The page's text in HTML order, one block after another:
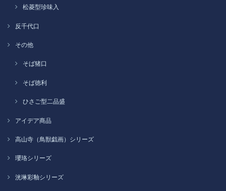
松菱型珍味入
反千代口
その他
そば猪口
そば徳利
ひさご型二品盛
アイデア商品
高山寺（鳥獣戯画）シリーズ
瓔珞シリーズ
洸琳彩釉シリーズ